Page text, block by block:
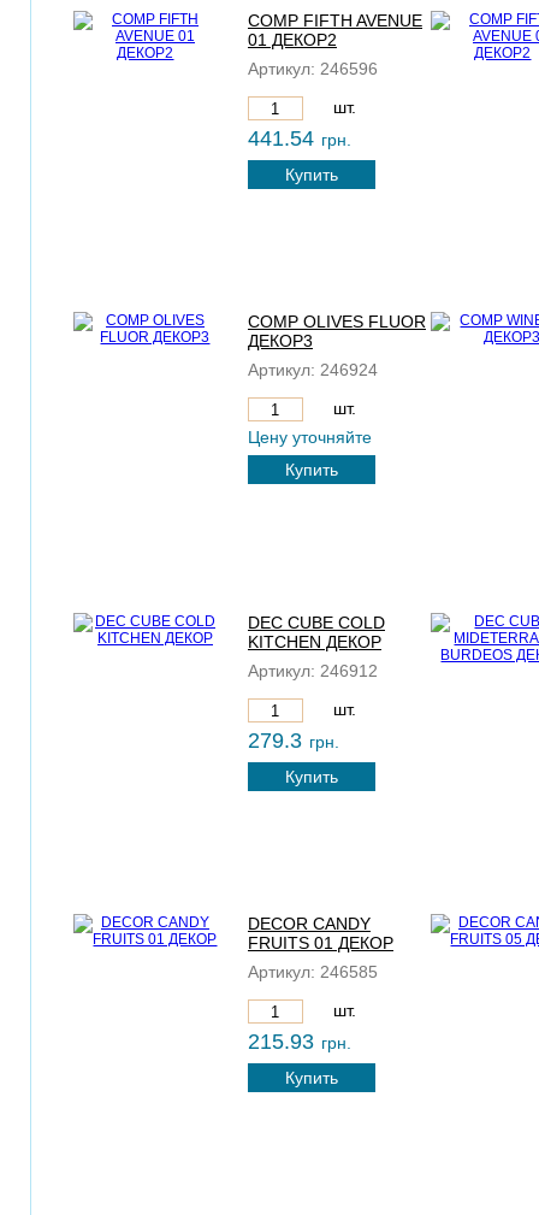
COMP FIFTH AVENUE
01 ДЕКОР2
Артикул: 246596
шт.
441.54 грн.
Купить
COMP OLIVES FLUOR
ДЕКОР3
Артикул: 246924
шт.
Цену уточняйте
Купить
DEC CUBE COLD
KITCHEN ДЕКОР
Артикул: 246912
шт.
279.3 грн.
Купить
DECOR CANDY
FRUITS 01 ДЕКОР
Артикул: 246585
шт.
215.93 грн.
Купить